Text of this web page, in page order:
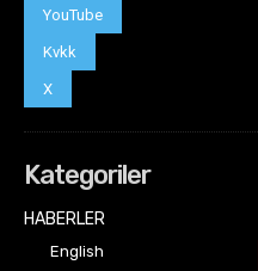
YouTube
Kvkk
X
Kategoriler
HABERLER
English